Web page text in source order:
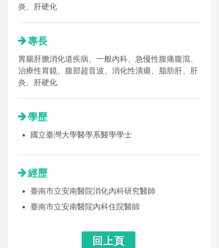
炎、肝硬化
專長
胃腸肝膽消化道疾病、一般內科、急慢性腹痛腹瀉、
治療性胃鏡、腹部超音波、消化性潰瘍、脂肪肝、肝
炎、肝硬化
學歷
國立臺灣大學醫學系醫學學士
經歷
臺南市立安南醫院消化內科研究醫師
臺南市立安南醫院內科住院醫師
回上頁